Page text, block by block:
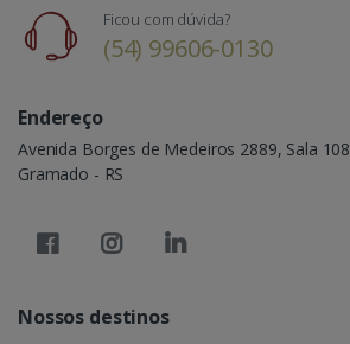
Ficou com dúvida?
(54) 99606-0130
Endereço
Avenida Borges de Medeiros 2889, Sala 108
Gramado - RS
Nossos destinos